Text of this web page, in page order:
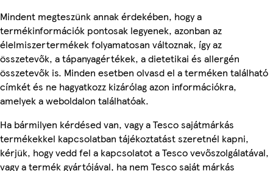
Mindent megteszünk annak érdekében, hogy a
termékinformációk pontosak legyenek, azonban az
élelmiszertermékek folyamatosan változnak, így az
összetevők, a tápanyagértékek, a dietetikai és allergén
összetevők is. Minden esetben olvasd el a terméken található
címkét és ne hagyatkozz kizárólag azon információkra,
amelyek a weboldalon találhatóak.
Ha bármilyen kérdésed van, vagy a Tesco sajátmárkás
termékekkel kapcsolatban tájékoztatást szeretnél kapni,
kérjük, hogy vedd fel a kapcsolatot a Tesco vevőszolgálatával,
vagy a termék gyártójával, ha nem Tesco saját márkás